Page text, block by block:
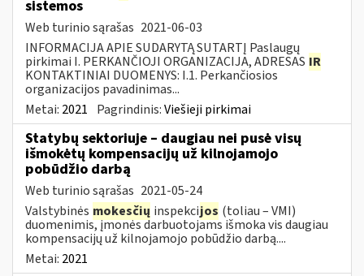
sistemos
Web turinio sąrašas 2021-06-03
INFORMACIJA APIE SUDARYTĄ SUTARTĮ Paslaugų
pirkimai I. PERKANČIOJI ORGANIZACIJA, ADRESAS IR
KONTAKTINIAI DUOMENYS: I.1. Perkančiosios
organizacijos pavadinimas...
Metai: 2021 Pagrindinis:Viešieji pirkimai
Statybų sektoriuje – daugiau nei pusė visų
išmokėtų kompensacijų už kilnojamojo
pobūdžio darbą
Web turinio sąrašas 2021-05-24
Valstybinės mokesčių inspekcijos (toliau – VMI)
duomenimis, įmonės darbuotojams išmoka vis daugiau
kompensacijų už kilnojamojo pobūdžio darbą....
Metai: 2021